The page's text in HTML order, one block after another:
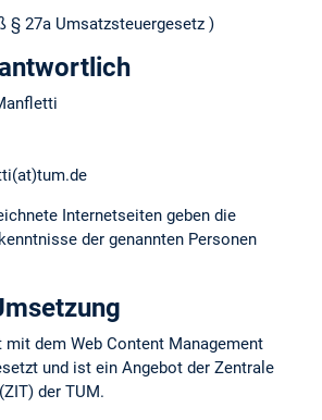
§ 27a Umsatzsteuergesetz )
Internetseiten geben die
der genannten Personen
dem Web Content Management
und ist ein Angebot der Zentrale
der TUM.